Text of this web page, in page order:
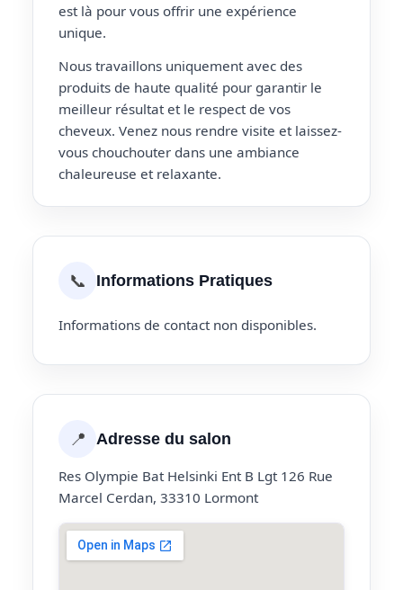
est là pour vous offrir une expérience
unique.
Nous travaillons uniquement avec des
produits de haute qualité pour garantir le
meilleur résultat et le respect de vos
cheveux. Venez nous rendre visite et laissez-
vous chouchouter dans une ambiance
chaleureuse et relaxante.
📞 Informations Pratiques
Informations de contact non disponibles.
📍 Adresse du salon
Res Olympie Bat Helsinki Ent B Lgt 126 Rue
Marcel Cerdan, 33310 Lormont